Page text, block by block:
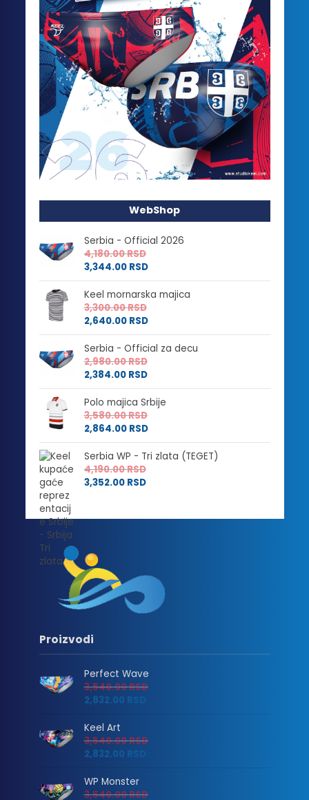
WebShop
Serbia - Official 2026
4,180.00RSD
3,344.00 RSD
Keel mornarska majica
3,300.00RSD
2,640.00 RSD
Serbia - Official za decu
2,980.00RSD
2,384.00 RSD
Polo majica Srbije
3,580.00RSD
2,864.00 RSD
Serbia WP - Tri zlata (TEGET)
4,190.00RSD
3,352.00 RSD
Proizvodi
Perfect Wave
3,540.00RSD
2,832.00 RSD
Keel Art
3,540.00RSD
2,832.00 RSD
WP Monster
3,540.00RSD